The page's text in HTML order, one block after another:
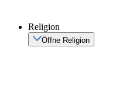
Religion
Öffne Religion